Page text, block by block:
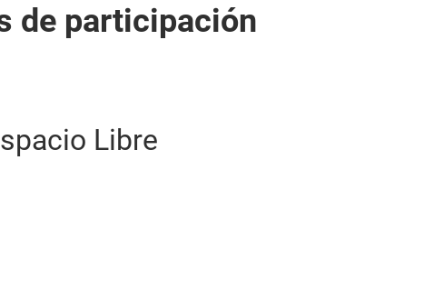
de participación
Libre